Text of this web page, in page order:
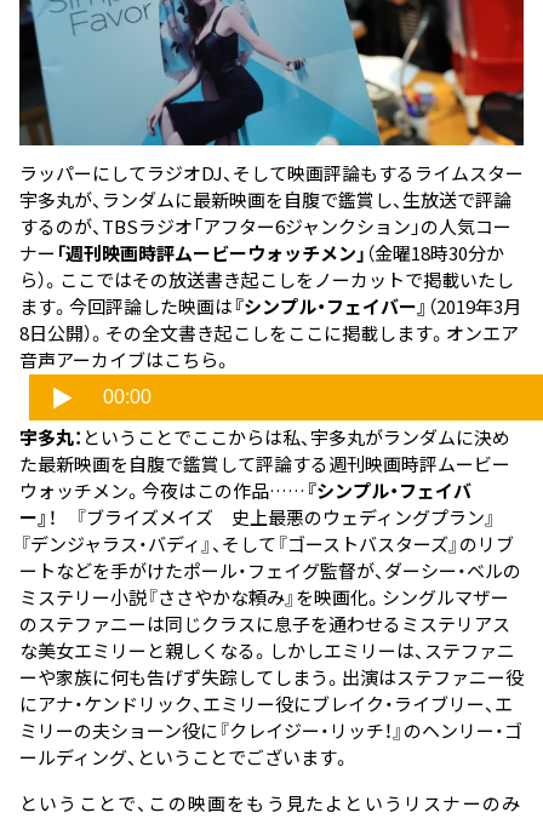
ラッパーにしてラジオDJ、そして映画評論もするライムスター
宇多丸が、ランダムに最新映画を自腹で鑑賞し、生放送で評論
するのが、TBSラジオ「アフター6ジャンクション」の人気コー
ナー 「週刊映画時評ムービーウォッチメン」 （金曜18時30分か
ら）。ここではその放送書き起こしをノーカットで掲載いたし
ます。今回評論した映画は『シンプル・フェイバー』 （2019年3月
8日公開）。その全文書き起こしをここに掲載します。オンエア
音声アーカイブはこちら。
宇多丸： ということでここからは私、宇多丸がランダムに決め
た最新映画を自腹で鑑賞して評論する週刊映画時評ムービー
ウォッチメン。今夜はこの作品…… 『シンプル・フェイバ
ー』 ！ 『ブライズメイズ 史上最悪のウェディングプラン』
『デンジャラス・バディ』、そして『ゴーストバスターズ』のリブ
ートなどを手がけたポール・フェイグ監督が、ダーシー・ベルの
ミステリー小説『ささやかな頼み』を映画化。シングルマザー
のステファニーは同じクラスに息子を通わせるミステリアス
な美女エミリーと親しくなる。しかしエミリーは、ステファニ
ーや家族に何も告げず失踪してしまう。出演はステファニー役
にアナ・ケンドリック、エミリー役にブレイク・ライブリー、エ
ミリーの夫ショーン役に『クレイジー・リッチ！』のヘンリー・ゴ
ールディング、ということでございます。
ということで、この映画をもう見たよというリスナーのみ